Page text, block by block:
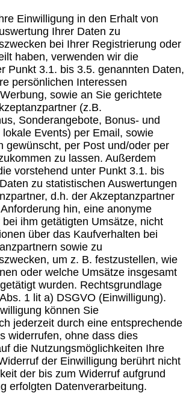
Einwilligung in den Erhalt von
Ihrer Daten zu
bei Ihrer Registrierung oder
haben, verwenden wir die
Punkt 3.1. bis 3.5. genannten Daten,
persönlichen Interessen
sowie an Sie gerichtete
(z.B.
Sonderangebote, Bonus- und
Events) per Email, sowie
gewünscht, per Post und/oder per
zu lassen. Außerdem
vorstehend unter Punkt 3.1. bis
zu statistischen Auswertungen
d.h. der Akzeptanzpartner
hin, eine anonyme
ihm getätigten Umsätze, nicht
über das Kaufverhalten bei
sowie zu
um z. B. festzustellen, wie
oder welche Umsätze insgesamt
wurden. Rechtsgrundlage
1 lit a) DSGVO (Einwilligung).
können Sie
jederzeit durch eine entsprechende
widerrufen, ohne dass dies
die Nutzungsmöglichkeiten Ihre
der Einwilligung berührt nicht
der bis zum Widerruf aufgrund
erfolgten Datenverarbeitung.